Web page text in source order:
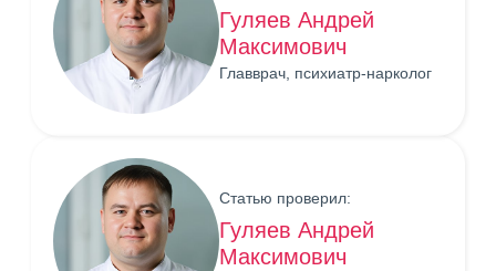
Гуляев Андрей
Максимович
Главврач, психиатр-нарколог
Статью проверил:
Гуляев Андрей
Максимович